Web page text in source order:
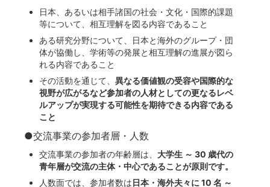
日本、あるいは相手諸国の社会・文化・国際的課題
等について、相互理解を図る内容であること
ある研究分野について、日本と海外のグループ・団
体が協働し、学術等の発展と相互理解の進展が図ら
れる内容であること
その活動を通じて、 異なる価値観の受容や国際的な
視野が広がるなど参加者の人材としての更なるレベ
ルアップが実現する可能性を期待できる内容である
こと
●交流事業の参加者層・人数
交流事業の参加者の年齢層は、 大学生 ～ 30 歳代の
青年層が交流の主体・中心であることが原則です。
人数面では、参加者数は日本・海外夫々に 10 名 ～